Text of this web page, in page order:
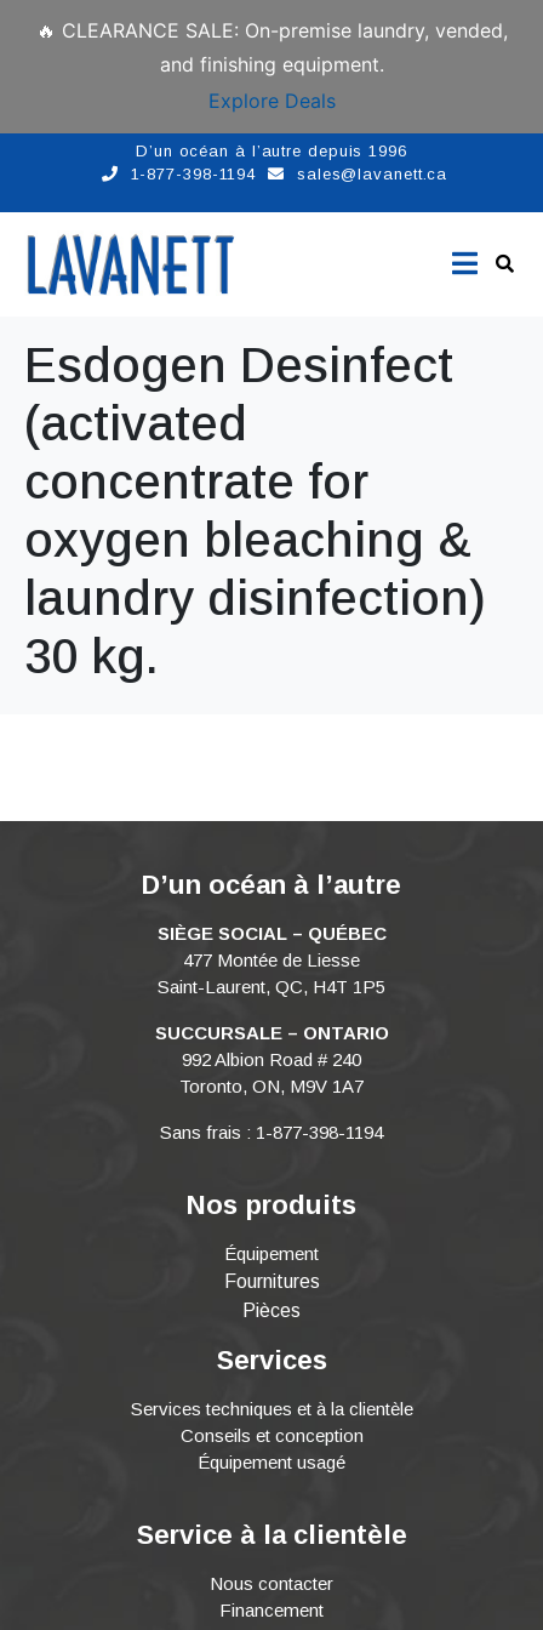
🔥 CLEARANCE SALE: On-premise laundry, vended,
and finishing equipment.
Explore Deals
D’un océan à l’autre depuis 1996
1-877-398-1194
sales@lavanett.ca
Esdogen Desinfect
(activated
concentrate for
oxygen bleaching &
laundry disinfection)
30 kg.
D’un océan à l’autre
SIÈGE SOCIAL – QUÉBEC
477 Montée de Liesse
Saint-Laurent, QC, H4T 1P5
SUCCURSALE – ONTARIO
992 Albion Road # 240
Toronto, ON, M9V 1A7
Sans frais : 1-877-398-1194
Nos produits
Équipement
Fournitures
Pièces
Services
Services techniques et à la clientèle
Conseils et conception
Équipement usagé
Service à la clientèle
Nous contacter
Financement